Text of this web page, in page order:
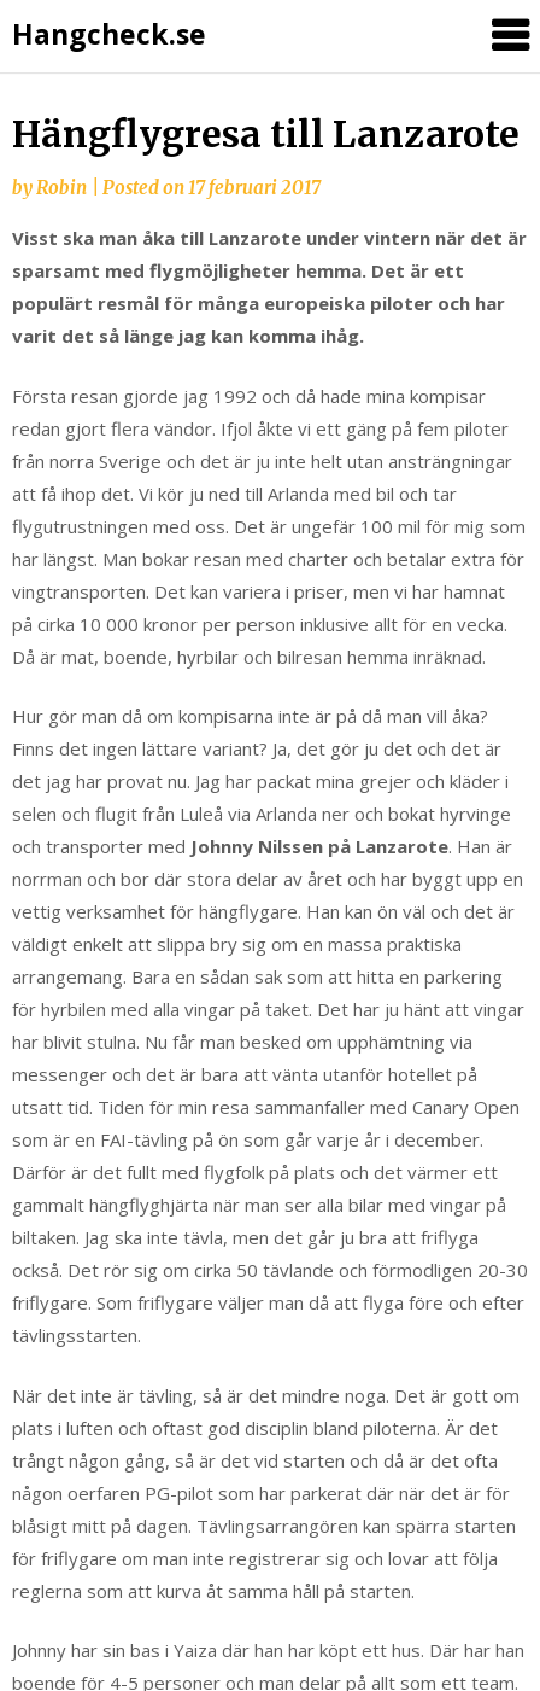
Hangcheck.se
Hängflygresa till Lanzarote
byRobin Posted on17 februari 2017
Visst ska man åka till Lanzarote under vintern när det är
sparsamt med flygmöjligheter hemma. Det är ett
populärt resmål för många europeiska piloter och har
varit det så länge jag kan komma ihåg.
Första resan gjorde jag 1992 och då hade mina kompisar
redan gjort flera vändor. Ifjol åkte vi ett gäng på fem piloter
från norra Sverige och det är ju inte helt utan ansträngningar
att få ihop det. Vi kör ju ned till Arlanda med bil och tar
flygutrustningen med oss. Det är ungefär 100 mil för mig som
har längst. Man bokar resan med charter och betalar extra för
vingtransporten. Det kan variera i priser, men vi har hamnat
på cirka 10 000 kronor per person inklusive allt för en vecka.
Då är mat, boende, hyrbilar och bilresan hemma inräknad.
Hur gör man då om kompisarna inte är på då man vill åka?
Finns det ingen lättare variant? Ja, det gör ju det och det är
det jag har provat nu. Jag har packat mina grejer och kläder i
selen och flugit från Luleå via Arlanda ner och bokat hyrvinge
och transporter med Johnny Nilssen på Lanzarote. Han är
norrman och bor där stora delar av året och har byggt upp en
vettig verksamhet för hängflygare. Han kan ön väl och det är
väldigt enkelt att slippa bry sig om en massa praktiska
arrangemang. Bara en sådan sak som att hitta en parkering
för hyrbilen med alla vingar på taket. Det har ju hänt att vingar
har blivit stulna. Nu får man besked om upphämtning via
messenger och det är bara att vänta utanför hotellet på
utsatt tid. Tiden för min resa sammanfaller med Canary Open
som är en FAI-tävling på ön som går varje år i december.
Därför är det fullt med flygfolk på plats och det värmer ett
gammalt hängflyghjärta när man ser alla bilar med vingar på
biltaken. Jag ska inte tävla, men det går ju bra att friflyga
också. Det rör sig om cirka 50 tävlande och förmodligen 20-30
friflygare. Som friflygare väljer man då att flyga före och efter
tävlingsstarten.
När det inte är tävling, så är det mindre noga. Det är gott om
plats i luften och oftast god disciplin bland piloterna. Är det
trångt någon gång, så är det vid starten och då är det ofta
någon oerfaren PG-pilot som har parkerat där när det är för
blåsigt mitt på dagen. Tävlingsarrangören kan spärra starten
för friflygare om man inte registrerar sig och lovar att följa
reglerna som att kurva åt samma håll på starten.
Johnny har sin bas i Yaiza där han har köpt ett hus. Där har han
boende för 4-5 personer och man delar på allt som ett team.